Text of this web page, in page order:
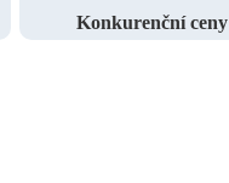
Konkurenční ceny